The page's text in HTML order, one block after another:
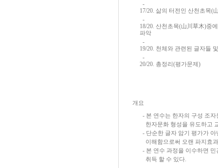
-
17/20. 삶의 터전인 산천초목(
-
18/20. 산천초목(山川草木)중
파악
-
19/20. 천체와 관련된 글자들
-
20/20. 총정리(평가문제)
개요
- 본 연수는 한자의 구성 조
한자문화 형성을 유도하고
- 단순한 글자 암기 평가가
이해함으로써 오랜 파지효
- 본 연수 과정을 이수하면
취득 할 수 있다.